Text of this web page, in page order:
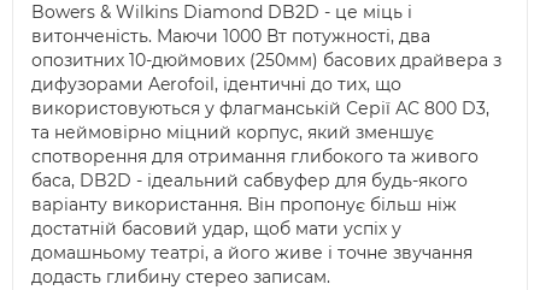
Bowers & Wilkins Diamond DB2D - це міць і
витонченість. Маючи 1000 Вт потужності, два
опозитних 10-дюймових (250мм) басових драйвера з
дифузорами Aerofoil, ідентичні до тих, що
використовуються у флагманській Серії АС 800 D3,
та неймовірно міцний корпус, який зменшує
спотворення для отримання глибокого та живого
баса, DB2D - ідеальний сабвуфер для будь-якого
варіанту використання. Він пропонує більш ніж
достатній басовий удар, щоб мати успіх у
домашньому театрі, а його живе і точне звучання
додасть глибину стерео записам.